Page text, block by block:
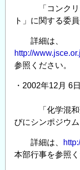
の
会
資
整
「コンクリー
ト」に関する委
詳細は、
http://
参照ください。
・2002年12月
「化学混和剤
びにシンポジウム
詳細は、
本部行事を参照く